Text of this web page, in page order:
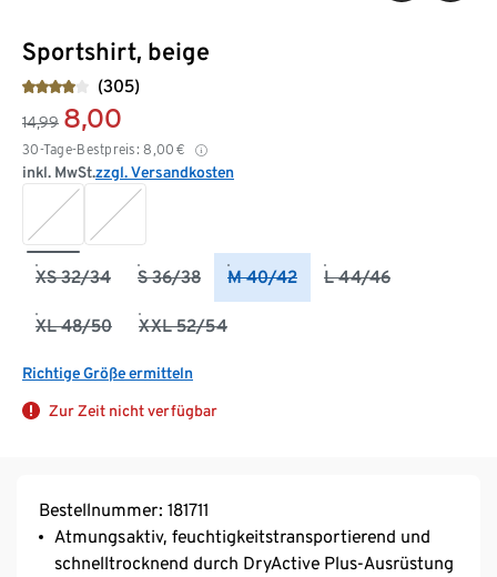
Sportshirt, beige
(305)
14,99 8,00
30-Tage-Bestpreis: 8,00 €
inkl. MwSt.zzgl. Versandkosten
XS 32/34 S 36/38 M 40/42 L 44/46
XL 48/50 XXL 52/54
Richtige Größe ermitteln
Zur Zeit nicht verfügbar
Bestellnummer: 181711
Atmungsaktiv, feuchtigkeitstransportierend und
schnelltrocknend durch DryActive Plus-Ausrüstung